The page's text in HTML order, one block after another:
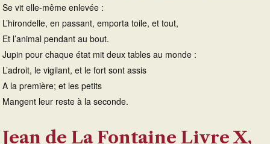
Se vit elle-même enlevée :
L’hirondelle, en passant, emporta toile, et tout,
Et l’animal pendant au bout.
Jupin pour chaque état mit deux tables au monde :
L’adroit, le vigilant, et le fort sont assis
A la première; et les petits
Mangent leur reste à la seconde.
Jean de La Fontaine Livre X,